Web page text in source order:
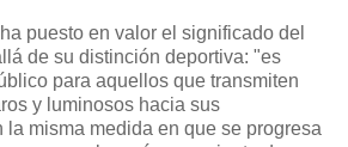
puesto en valor el significado del
de su distinción deportiva: "es
para aquellos que transmiten
y luminosos hacia sus
la misma medida en que se progresa